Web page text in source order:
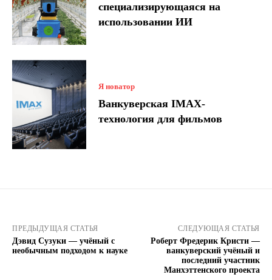
специализирующаяся на
использовании ИИ
Я новатор
Ванкуверская IMAX-
технология для фильмов
ПРЕДЫДУЩАЯ СТАТЬЯ
Дэвид Сузуки — учёный с
необычным подходом к науке
СЛЕДУЮЩАЯ СТАТЬЯ
Роберт Фредерик Кристи —
ванкуверский учёный и
последний участник
Манхэттенского проекта